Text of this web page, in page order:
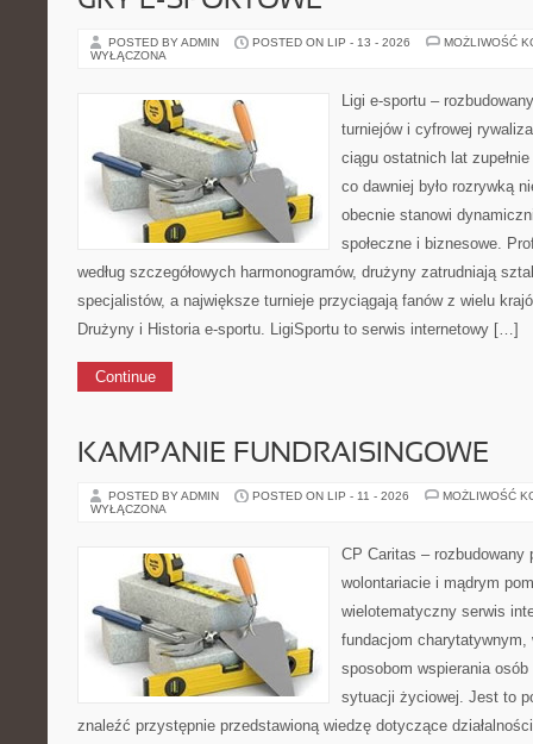
POSTED BY ADMIN POSTED ON LIP - 13 - 2026
MOŻLIWOŚĆ
WYŁĄCZONA
Ligi e-sportu –
turniejów i cyfrowej
ciągu ostatnich lat
co dawniej było rozrywką
obecnie stanowi
społeczne i biznesowe.
według szczegółowych harmonogramów, drużyny zatrudniają
specjalistów, a największe turnieje przyciągają fanów z wielu
Drużyny i Historia e-sportu. LigiSportu to serwis internetowy […]
Continue
KAMPANIE FUNDRAISINGOWE
POSTED BY ADMIN POSTED ON LIP - 11 - 2026
MOŻLIWOŚĆ
WYŁĄCZONA
CP Caritas – rozbudowany
wolontariacie i mądrym
wielotematyczny serwis
fundacjom charytatywnym,
sposobom wspierania
sytuacji życiowej. Jest to
znaleźć przystępnie przedstawioną wiedzę dotyczące